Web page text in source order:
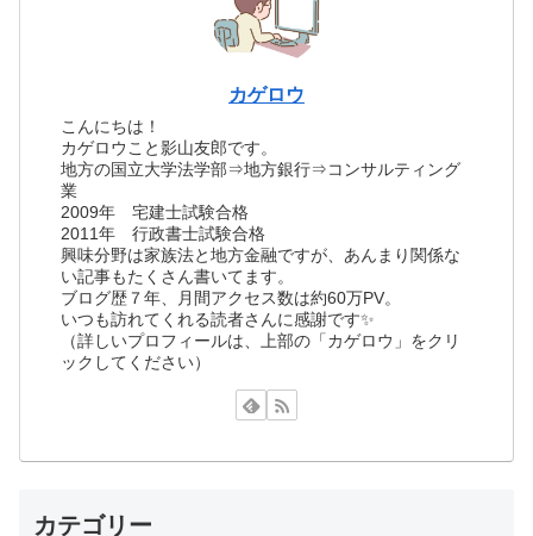
カゲロウ
こんにちは！
カゲロウこと影山友郎です。
地方の国立大学法学部⇒地方銀行⇒コンサルティング
業
2009年 宅建士試験合格
2011年 行政書士試験合格
興味分野は家族法と地方金融ですが、あんまり関係な
い記事もたくさん書いてます。
ブログ歴７年、月間アクセス数は約60万PV。
いつも訪れてくれる読者さんに感謝です✨
（詳しいプロフィールは、上部の「カゲロウ」をクリ
ックしてください）
カテゴリー